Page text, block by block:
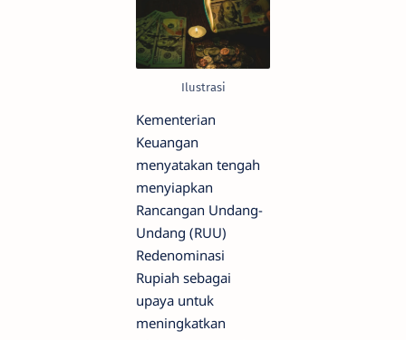
Ilustrasi
Kementerian
Keuangan
menyatakan tengah
menyiapkan
Rancangan Undang-
Undang (RUU)
Redenominasi
Rupiah sebagai
upaya untuk
meningkatkan